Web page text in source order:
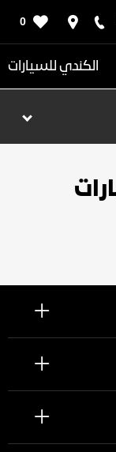
0
الكندي للسيارات